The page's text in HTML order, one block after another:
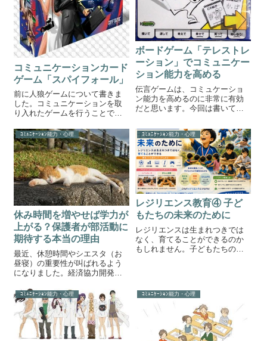
コミュニケーションカード
ゲーム「スパイフォール」
前に人狼ゲームについて書きま
した。コミュニケーションを取
り入れたゲームを行うことで子
ーション能力を培うことができ
るとお伝えしました。今回は、
人狼よりも手軽にできて、しか
し頭を使うカードゲーム「スパ
イフォール」をご...
ボードゲーム「テレストレ
ーション」でコミュニケー
ション能力を高める
伝言ゲームは、コミュケーショ
ン能力を高めるのに非常に有効
だと思います。今回は書いて伝
レストレーション」をご紹介し
ます。テレストレーション「テ
レストレーション」は、お絵か
きと伝言ゲームを融合させたパ
ーティゲームです...
ｺﾐｭﾆｹｰｼｮﾝ能力・心理
休み時間を増やせば学力が
上がる？保護者が部活動に
期待する本当の理由
最近、休憩時間やシエスタ（お
昼寝）の重要性が叫ばれるよう
になりました。経済協力開発機
睡眠時間は平均7時間43分。調査
対象26ヶ国の平均より30分以上
少なく、韓国に次いで、世界で2
番目に睡眠が短い国らしいで
す。...
ｺﾐｭﾆｹｰｼｮﾝ能力・心理
レジリエンス教育④ 子ど
もたちの未来のために
レジリエンスは生まれつきでは
なく、育てることができるのか
もしれません。子どもたちの未
力。 失敗から立ち直る力。 負け
ても再挑戦す...
ｺﾐｭﾆｹｰｼｮﾝ能力・心理 ｺﾐｭﾆｹｰｼｮﾝ能力・心理